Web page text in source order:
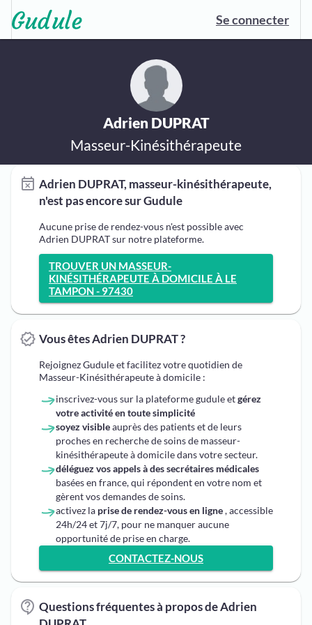
Se connecter
Adrien DUPRAT
Masseur-Kinésithérapeute
Adrien DUPRAT, masseur-kinésithérapeute,
n'est pas encore sur Gudule
Aucune prise de rendez-vous n'est possible avec
Adrien DUPRAT sur notre plateforme.
TROUVER UN MASSEUR-
KINÉSITHÉRAPEUTE À DOMICILE À LE
TAMPON - 97430
Vous êtes Adrien DUPRAT ?
Rejoignez Gudule et facilitez votre quotidien de
Masseur-Kinésithérapeute à domicile :
inscrivez-vous sur la plateforme gudule etgérez
votre activité en toute simplicité
soyez visibleauprès des patients et de leurs
proches en recherche de soins de masseur-
kinésithérapeute à domicile dans votre secteur.
déléguez vos appels à des secrétaires médicales
basées en france, qui répondent en votre nom et
gèrent vos demandes de soins.
activez la prise de rendez-vous en ligne, accessible
24h/24 et 7j/7, pour ne manquer aucune
opportunité de prise en charge.
CONTACTEZ-NOUS
Questions fréquentes à propos de Adrien